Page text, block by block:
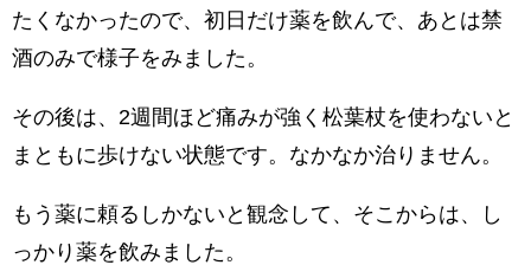
たくなかったので、初日だけ薬を飲んで、あとは禁
酒のみで様子をみました。
その後は、2週間ほど痛みが強く松葉杖を使わないと
まともに歩けない状態です。なかなか治りません。
もう薬に頼るしかないと観念して、そこからは、し
っかり薬を飲みました。